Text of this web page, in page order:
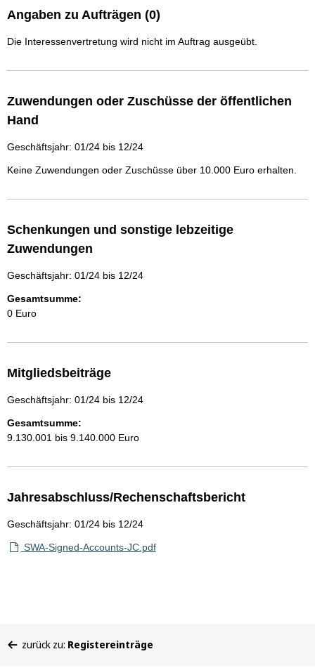
Angaben zu Aufträgen (0)
Die Interessenvertretung wird nicht im Auftrag ausgeübt.
Zuwendungen oder Zuschüsse der öffentlichen
Hand
Geschäftsjahr: 01/24 bis 12/24
Keine Zuwendungen oder Zuschüsse über 10.000 Euro erhalten.
Schenkungen und sonstige lebzeitige
Zuwendungen
Geschäftsjahr: 01/24 bis 12/24
Gesamtsumme:
0 Euro
Mitgliedsbeiträge
Geschäftsjahr: 01/24 bis 12/24
Gesamtsumme:
9.130.001 bis 9.140.000 Euro
Jahresabschluss/Rechenschaftsbericht
Geschäftsjahr: 01/24 bis 12/24
SWA-Signed-Accounts-JC.pdf
befinden
zurück zu: Registereinträge